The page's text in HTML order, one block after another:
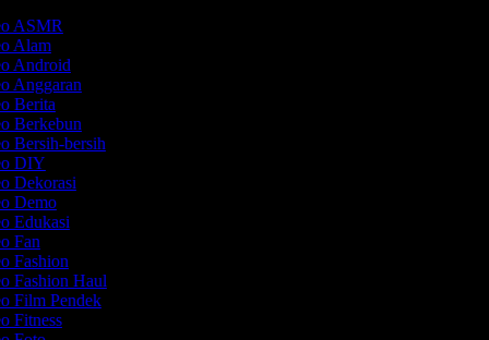
ASMR
Alam
Android
Anggaran
Berita
Berkebun
Bersih-bersih
DIY
Dekorasi
Demo
Edukasi
Fan
Fashion
Fashion Haul
Film Pendek
Fitness